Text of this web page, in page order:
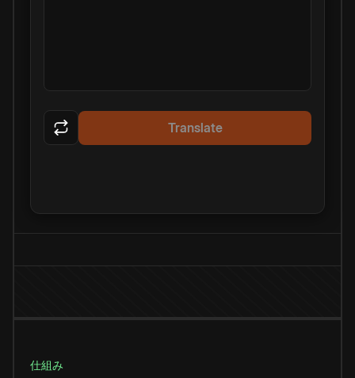
Translate
仕組み